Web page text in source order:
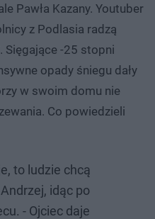
Pawła Kazany. Youtuber
z Podlasia radzą
Sięgające -25 stopni
opady śniegu dały
w swoim domu nie
Co powiedzieli
to ludzie chcą
idąc po
- Ojciec daje